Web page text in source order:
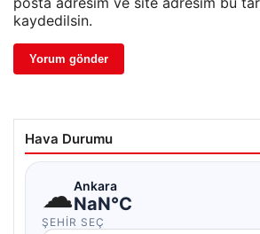
kaydedilsin.
Hava Durumu
☁Ankara
NaN°C
ŞEHIR SEÇ